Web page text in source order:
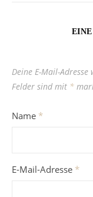
Deine E-Mail-
Felder sind mit *
Name *
E-Mail-Adresse *